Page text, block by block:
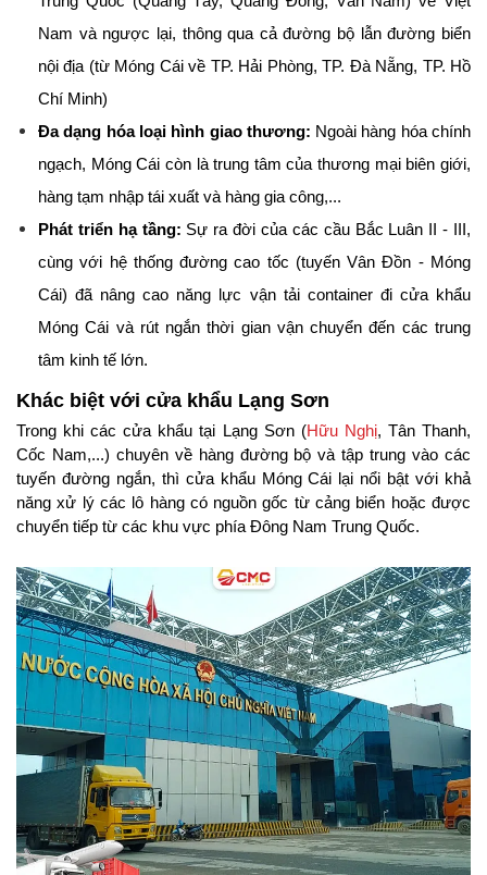
Nam và ngược lại, thông qua cả đường bộ lẫn đường biển
nội địa (từ Móng Cái về TP. Hải Phòng, TP. Đà Nẵng, TP. Hồ
Chí Minh)
Đa dạng hóa loại hình giao thương: Ngoài hàng hóa chính
ngạch, Móng Cái còn là trung tâm của thương mại biên giới,
hàng tạm nhập tái xuất và hàng gia công,...
Phát triển hạ tầng: Sự ra đời của các cầu Bắc Luân II - III,
cùng với hệ thống đường cao tốc (tuyến Vân Đồn - Móng
Cái) đã nâng cao năng lực vận tải container đi cửa khẩu
Móng Cái và rút ngắn thời gian vận chuyển đến các trung
tâm kinh tế lớn.
Khác biệt với cửa khẩu Lạng Sơn
Trong khi các cửa khẩu tại Lạng Sơn (Hữu Nghị, Tân Thanh,
Cốc Nam,...) chuyên về hàng đường bộ và tập trung vào các
tuyến đường ngắn, thì cửa khẩu Móng Cái lại nổi bật với khả
năng xử lý các lô hàng có nguồn gốc từ cảng biển hoặc được
chuyển tiếp từ các khu vực phía Đông Nam Trung Quốc.